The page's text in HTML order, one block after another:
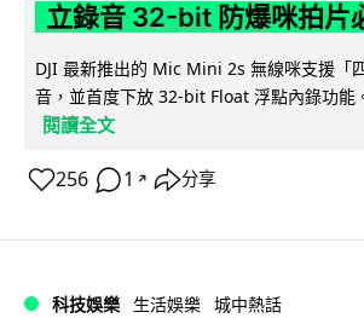
立錄音 32-bit 防爆咪拍片
DJI 最新推出的 Mic Mini 2s 無線咪支援「
音，並首度下放 32-bit Float 浮點內錄功能
閱讀全文
256 1 ↗ 分享
科技娛樂 生活娛樂 城中熱話